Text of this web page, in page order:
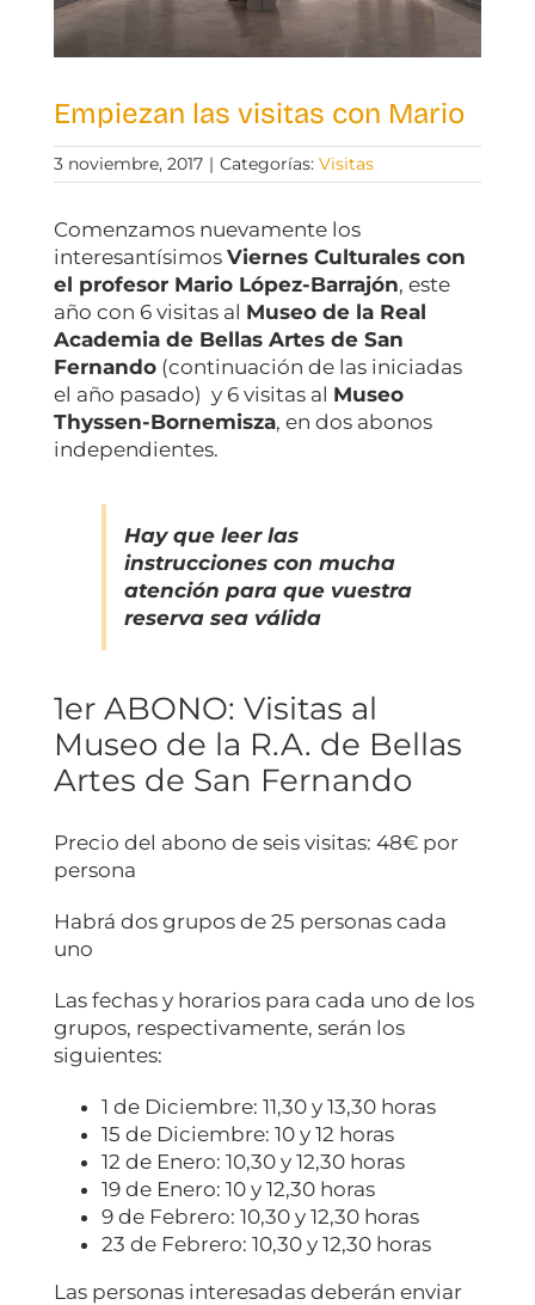
Empiezan las visitas con Mario
3 noviembre, 2017 | Categorías: Visitas
Comenzamos nuevamente los
interesantísimos Viernes Culturales con
el profesor Mario López-Barrajón, este
año con 6 visitas al Museo de la Real
Academia de Bellas Artes de San
Fernando(continuación de las iniciadas
el año pasado) y 6 visitas al Museo
Thyssen-Bornemisza, en dos abonos
independientes.
Hay que leer las
instrucciones con mucha
atención para que vuestra
reserva sea válida
1er ABONO: Visitas al
Museo de la R.A. de Bellas
Artes de San Fernando
Precio del abono de seis visitas: 48€ por
persona
Habrá dos grupos de 25 personas cada
uno
Las fechas y horarios para cada uno de los
grupos, respectivamente, serán los
siguientes:
1 de Diciembre: 11,30 y 13,30 horas
15 de Diciembre: 10 y 12 horas
12 de Enero: 10,30 y 12,30 horas
19 de Enero: 10 y 12,30 horas
9 de Febrero: 10,30 y 12,30 horas
23 de Febrero: 10,30 y 12,30 horas
Las personas interesadas deberán enviar